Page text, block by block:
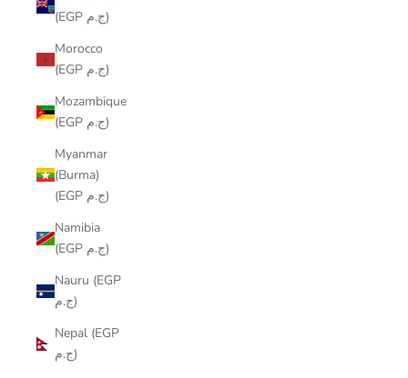
(EGP ج.م)
Morocco
(EGP ج.م)
Mozambique
(EGP ج.م)
Myanmar
(Burma)
(EGP ج.م)
Namibia
(EGP ج.م)
Nauru (EGP
ج.م)
Nepal (EGP
ج.م)